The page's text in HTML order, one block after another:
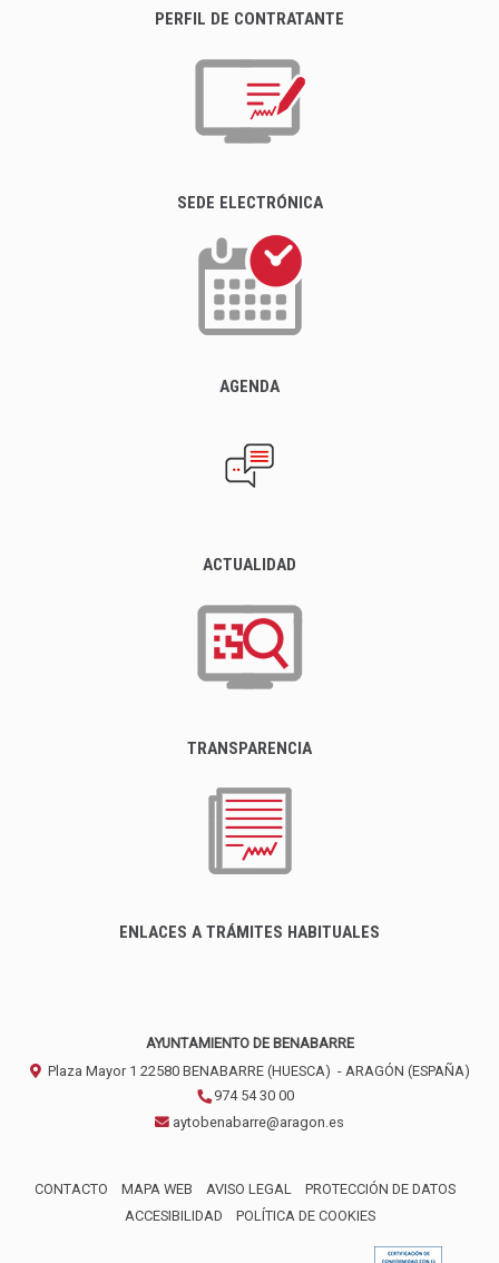
PERFIL DE CONTRATANTE
SEDE ELECTRÓNICA
AGENDA
ACTUALIDAD
TRANSPARENCIA
ENLACES A TRÁMITES HABITUALES
AYUNTAMIENTO DE BENABARRE
Plaza Mayor 1 22580 BENABARRE (HUESCA) - ARAGÓN (ESPAÑA)
974 54 30 00
aytobenabarre@aragon.es
CONTACTO MAPA WEB AVISO LEGAL
PROTECCIÓN DE DATOS
ACCESIBILIDAD
POLÍTICA DE COOKIES